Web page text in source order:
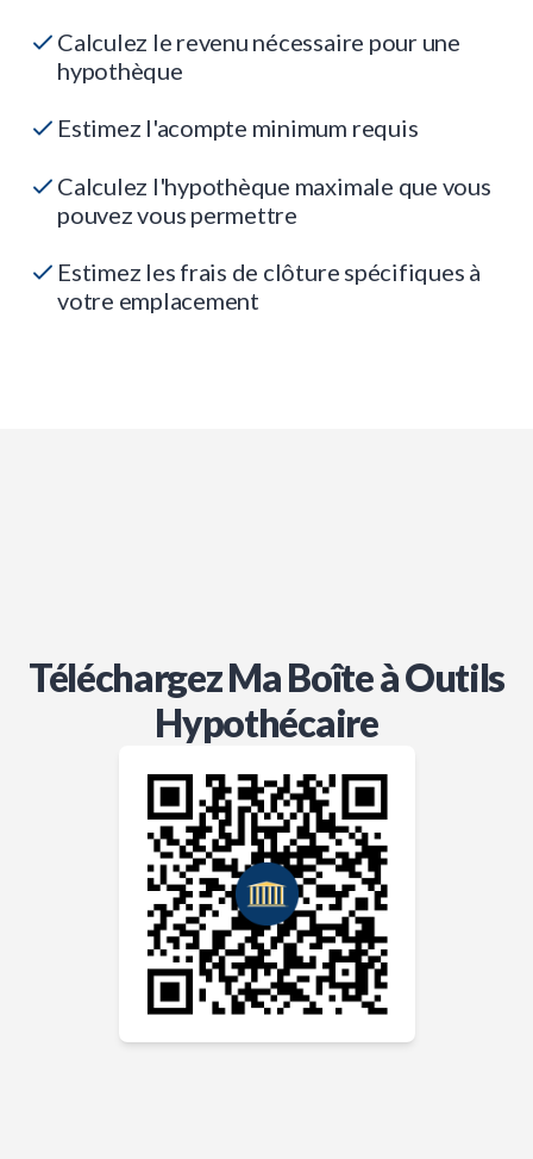
Calculez le revenu nécessaire pour une
hypothèque
Estimez l'acompte minimum requis
Calculez l'hypothèque maximale que vous
pouvez vous permettre
Estimez les frais de clôture spécifiques à
votre emplacement
Téléchargez Ma Boîte à Outils
Hypothécaire